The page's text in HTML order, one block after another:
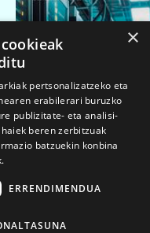
2026ko mar. 1a
×
pertsonalizatzeko eta
erabilerari buruzko
publizitate- eta analisi-
beren zerbitzuak
batzuekin konbina
ERRENDIMENDUA